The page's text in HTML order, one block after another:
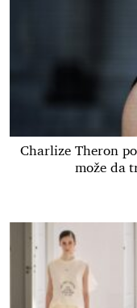
Charlize Theron
može da